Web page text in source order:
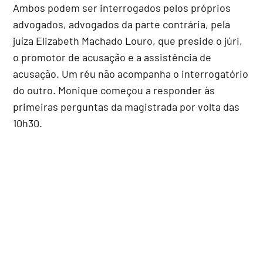
Ambos podem ser interrogados pelos próprios
advogados, advogados da parte contrária, pela
juíza Elizabeth Machado Louro, que preside o júri,
o promotor de acusação e a assistência de
acusação. Um réu não acompanha o interrogatório
do outro. Monique começou a responder às
primeiras perguntas da magistrada por volta das
10h30.